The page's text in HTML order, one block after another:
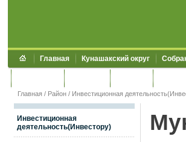
Главная Кунашакский округ
Главная / Район / Инвестиционная
Инвестиционная
деятельность(Инвестору)